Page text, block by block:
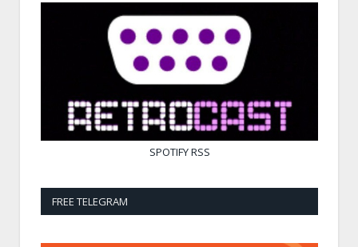
SPOTIFYRSS
FREE TELEGRAM